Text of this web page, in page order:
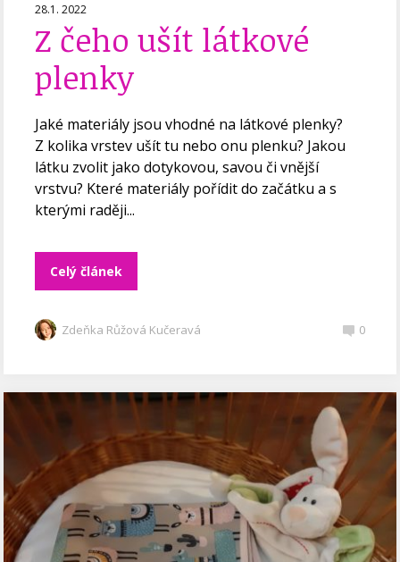
28.1. 2022
Z čeho ušít látkové
plenky
Jaké materiály jsou vhodné na látkové plenky?
Z kolika vrstev ušít tu nebo onu plenku? Jakou
látku zvolit jako dotykovou, savou či vnější
vrstvu? Které materiály pořídit do začátku a s
kterými raději...
Celý článek
Zdeňka Růžová Kučeravá 0